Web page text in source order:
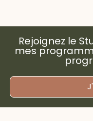
Rejoignez le
mes